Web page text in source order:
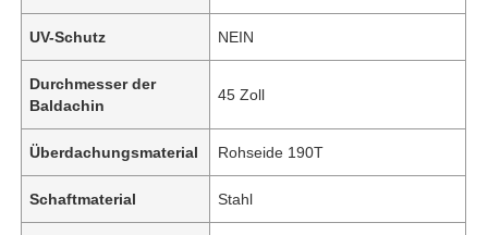
UV-Schutz NEIN
Durchmesser der
Baldachin
45 Zoll
Überdachungsmaterial Rohseide 190T
Schaftmaterial Stahl